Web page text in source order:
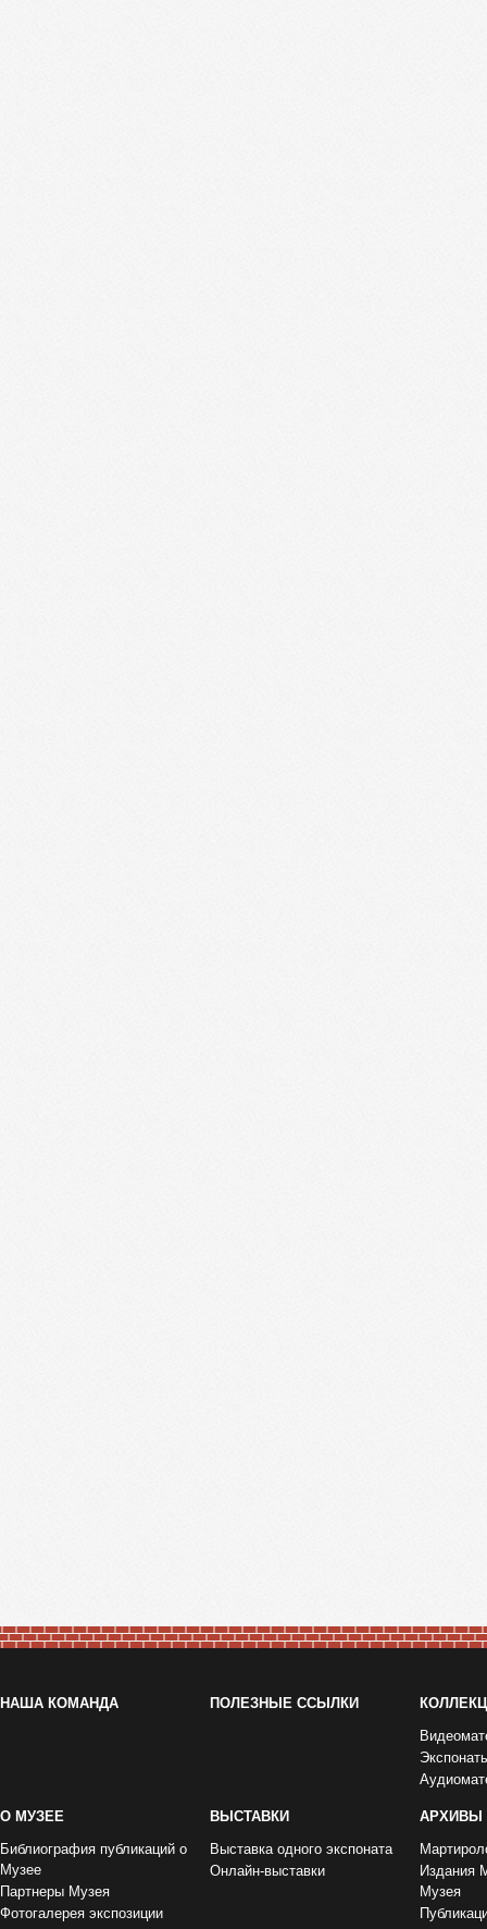
НАША КОМАНДА ПОЛЕЗНЫЕ ССЫЛКИ
О МУЗЕЕ
Библиография публикаций о
Музее
Партнеры Музея
Фотогалерея экспозиции
ВЫСТАВКИ
Выставка одного экспоната
Онлайн-выставки
АРХИВЫ
Издания
Музея